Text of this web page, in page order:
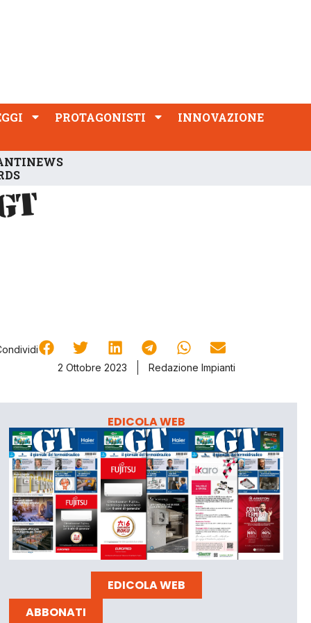
PROTAGONISTI
INNOVAZIONE
2 Ottobre 2023
Redazione Impianti
EDICOLA WEB
EDICOLA WEB
ABBONATI